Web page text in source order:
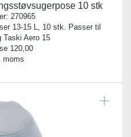
10 stk
270965
13-15 L, 10 stk. Passer til
Taski Aero 15
120,00
moms